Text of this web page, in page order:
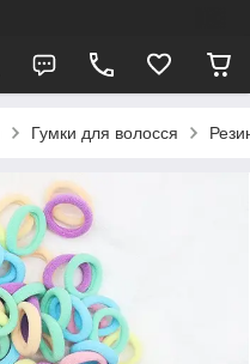
Гумки для волосся